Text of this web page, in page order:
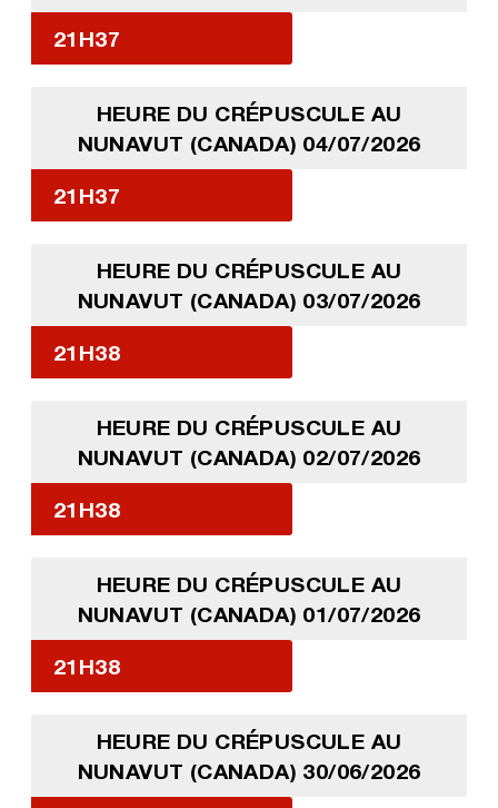
21H37
HEURE DU CRÉPUSCULE AU
NUNAVUT (CANADA) 04/07/2026
21H37
HEURE DU CRÉPUSCULE AU
NUNAVUT (CANADA) 03/07/2026
21H38
HEURE DU CRÉPUSCULE AU
NUNAVUT (CANADA) 02/07/2026
21H38
HEURE DU CRÉPUSCULE AU
NUNAVUT (CANADA) 01/07/2026
21H38
HEURE DU CRÉPUSCULE AU
NUNAVUT (CANADA) 30/06/2026